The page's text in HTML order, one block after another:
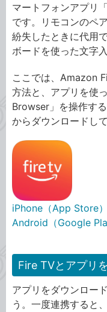
マートフォンアプリ「
です。リモコンのペ
紛失したときに代用
ボードを使った文字
ここでは、Amazon
方法と、アプリを使
Browser」を操作す
からダウンロードし
iPhone（App Store）
Android（Google
Fire TVとアプリ
アプリをダウンロー
う。一度連携すると